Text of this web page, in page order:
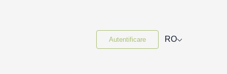
Autentificare RO⌵